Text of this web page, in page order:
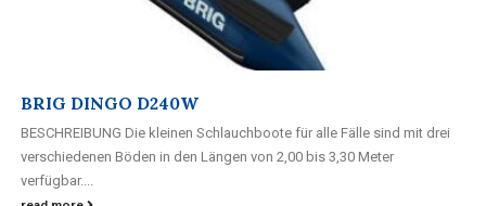
BRIG DINGO D240W
BESCHREIBUNG Die kleinen Schlauchboote für alle Fälle sind mit drei
verschiedenen Böden in den Längen von 2,00 bis 3,30 Meter
verfügbar....